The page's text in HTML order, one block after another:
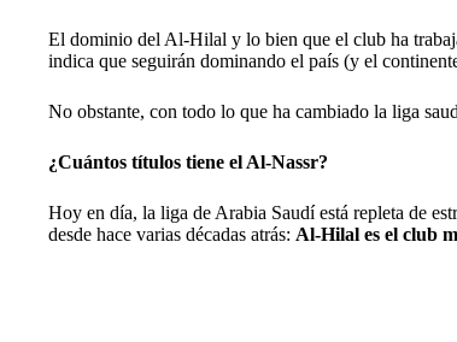
El dominio del Al-Hilal y lo bien que el club ha
indica que seguirán dominando el país (y el
No obstante, con todo lo que ha cambiado la liga
¿Cuántos títulos tiene el Al-Nassr?
Hoy en día, la liga de Arabia Saudí está repleta de
desde hace varias décadas atrás: Al-Hilal es el club